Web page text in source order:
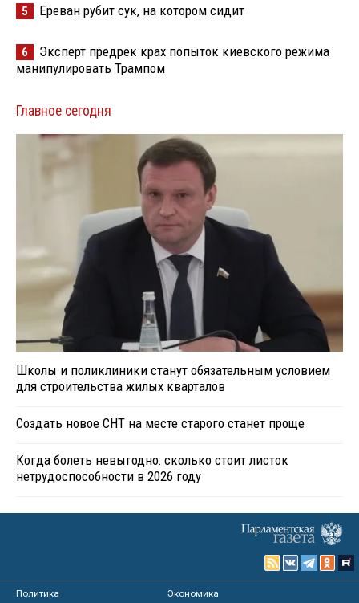
5 Ереван рубит сук, на котором сидит
6
Эксперт предрек крах попыток киевского режима
манипулировать Трампом
Главное сегодня
Школы и поликлиники станут обязательным условием
для строительства жилых кварталов
Создать новое СНТ на месте старого станет проще
Когда болеть невыгодно: сколько стоит листок
нетрудоспособности в 2026 году
Политика
Экономика